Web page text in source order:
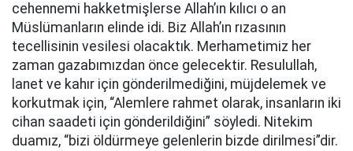
cehennemi hakketmişlerse Allah’ın kılıcı o an
Müslümanların elinde idi. Biz Allah’ın rızasının
tecellisinin vesilesi olacaktık. Merhametimiz her
zaman gazabımızdan önce gelecektir. Resulullah,
lanet ve kahır için gönderilmediğini, müjdelemek ve
korkutmak için, “Alemlere rahmet olarak, insanların iki
cihan saadeti için gönderildiğini” söyledi. Nitekim
duamız, “bizi öldürmeye gelenlerin bizde dirilmesi”dir.